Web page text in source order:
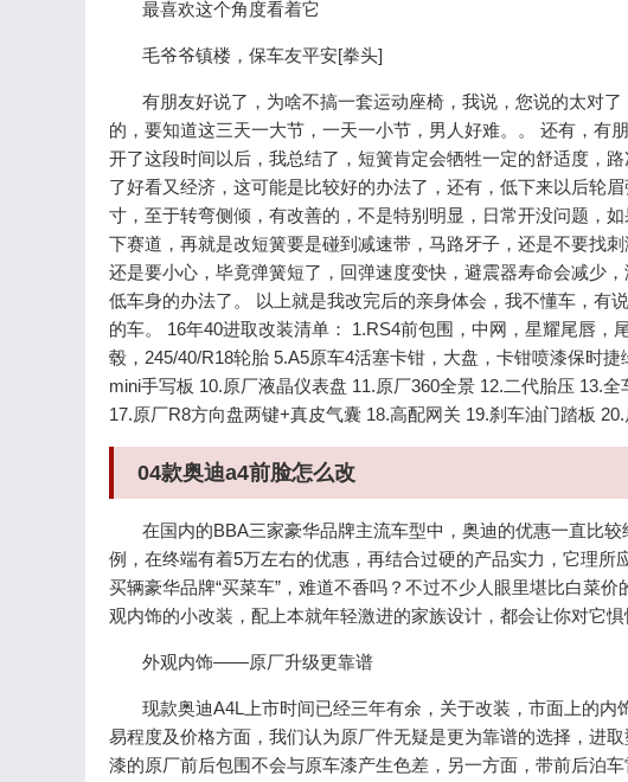
最喜欢这个角度看着它
毛爷爷镇楼，保车友平安[拳头]
有朋友好说了，为啥不搞一套运动座椅，我说，您说的太对了
的，要知道这三天一大节，一天一小节，男人好难。。 还有，有
开了这段时间以后，我总结了，短簧肯定会牺牲一定的舒适度，
了好看又经济，这可能是比较好的办法了，还有，低下来以后轮
寸，至于转弯侧倾，有改善的，不是特别明显，日常开没问题，
下赛道，再就是改短簧要是碰到减速带，马路牙子，还是不要找
还是要小心，毕竟弹簧短了，回弹速度变快，避震器寿命会减少
低车身的办法了。 以上就是我改完后的亲身体会，我不懂车，有
的车。 16年40进取改装清单： 1.RS4前包围，中网，星耀尾唇
毂，245/40/R18轮胎 5.A5原车4活塞卡钳，大盘，卡钳喷漆保时
mini手写板 10.原厂液晶仪表盘 11.原厂360全景 12.二代胎压 13.
17.原厂R8方向盘两键+真皮气囊 18.高配网关 19.刹车油门踏板
04款奥迪a4前脸怎么改
在国内的BBA三家豪华品牌主流车型中，奥迪的优惠一直比较
例，在终端有着5万左右的优惠，再结合过硬的产品实力，它理
买辆豪华品牌“买菜车”，难道不香吗？不过不少人眼里堪比白菜
观内饰的小改装，配上本就年轻激进的家族设计，都会让你对它
外观内饰——原厂升级更靠谱
现款奥迪A4L上市时间已经三年有余，关于改装，市面上的内
易程度及价格方面，我们认为原厂件无疑是更为靠谱的选择，进
漆的原厂前后包围不会与原车漆产生色差，另一方面，带前后泊